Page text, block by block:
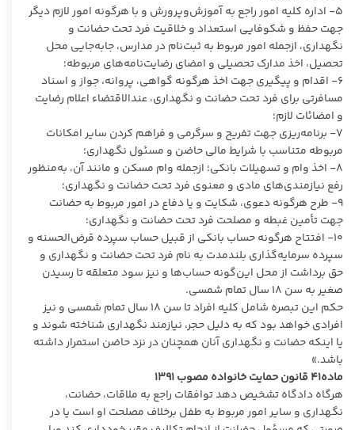
۵- اداره کلیه امور راجع به آموزش‌وپرورش و با هرگونه امور لازم دیگر
جهت حفظ و شکوفایی استعداد و خلاقیت فرد تحت حضانت و
نگهداری، ازجمله امور مربوط به ثبت‌نام در مدارس، جابه‌جایی محل
تحصیل، اخذ مدارک تحصیلی و امضای رضایت‌نامه‌های مربوطه؛
۶- اقدام و پیگیری جهت اخذ هرگونه گواهی، پروانه، جواز و اسناد
مسافرتی برای فرد تحت حضانت و نگهداری، عندالاقتضاء اعلام رضایت
و امضائات لازم؛
۷- برنامه‌ریزی جهت تفریح و سرگرمی و فراهم کردن سایر امکانات
مربوطه متناسب با شرایط مالی حاضن و مسئول نگهداری؛
۸- اخذ وام و تسهیلات بانکی؛ ازجمله وام مسکن و مانند آن، به‌منظور
رفع نیازمندی‌های مادی و معنوی فرد تحت حضانت و نگهداری؛
۹- طرح هرگونه دعوی، شکایت و یا دفاع در امور مربوط به حضانت
جهت تأمین غبطه و مصلحت فرد تحت حضانت و نگهداری؛
۱۰- افتتاح هرگونه حساب بانکی از قبیل حساب سپرده قرض‌الحسنه و
سپرده سرمایه‌گذاری بلندمدت به نام فرد تحت حضانت و نگهداری و
حق برداشت از محل این‌گونه حساب‌ها و نیز سود متعلقه تا رسیدن
صغیر به سن ۱۸ سال تمام شمسی.
حکم این تبصره شامل کلیه افراد تا سن ۱۸ سال تمام شمسی و نیز
افرادی خواهد بود که به دلیل حجر، نیازمند نگهداری شناخته شوند و
یا اینکه حضانت و نگهداری آنان همچنان در نزد حاضن استمرار داشته
باشد.»
ماده۴۱ قانون حمایت خانواده مصوب ۱۳۹۱
هرگاه دادگاه تشخیص دهد توافقات راجع به ملاقات، حضانت،
نگهداری و سایر امور مربوط به طفل برخلاف مصلحت او است یا در